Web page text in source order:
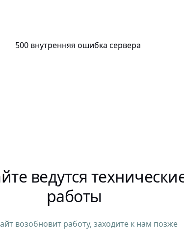
ведутся
работы
возобновит работу, заходите к нам позже